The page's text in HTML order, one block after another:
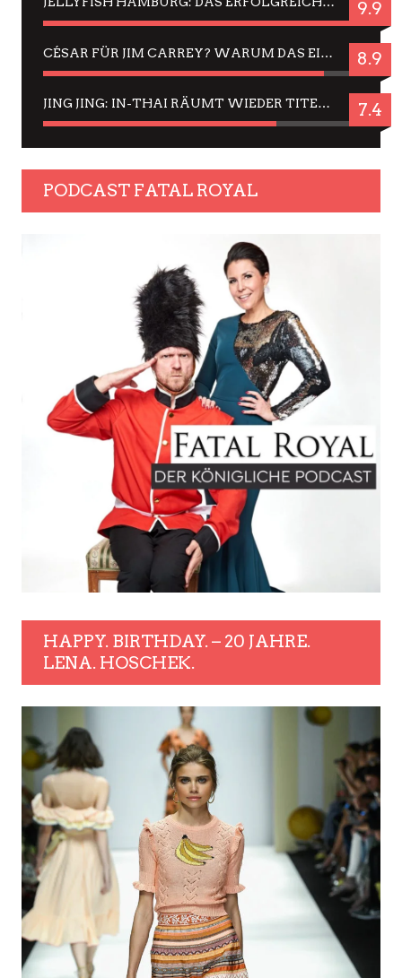
9.9
CÉSAR FÜR JIM CARREY? WARUM DAS EINER DER NERVIGSTEN ACTORS IST UND BLEIBT 8.9
JING JING: IN-THAI RÄUMT WIEDER TITEL AB – EIN ZWEI-STUNDEN-ERLEBNISBERICHT 7.4
PODCAST FATAL ROYAL
HAPPY. BIRTHDAY. – 20 JAHRE.
LENA. HOSCHEK.